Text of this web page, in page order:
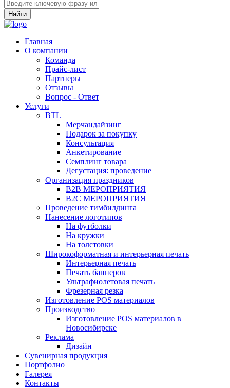
Найти
Главная
О компании
Команда
Прайс-лист
Партнеры
Отзывы
Вопрос - Ответ
Услуги
BTL
Мерчандайзинг
Подарок за покупку
Консультация
Анкетирование
Семплинг товара
Дегустация: проведение
Организация праздников
B2B МЕРОПРИЯТИЯ
B2C МЕРОПРИЯТИЯ
Проведение тимбилдинга
Нанесение логотипов
На футболки
На кружки
На толстовки
Широкоформатная и интерьерная печать
Интерьерная печать
Печать баннеров
Ультрафиолетовая печать
Фрезерная резка
Изготовление POS материалов
Производство
Изготовление POS материалов в
Новосибирске
Реклама
Дизайн
Сувенирная продукция
Портфолио
Галерея
Контакты